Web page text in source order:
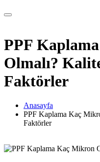
PPF
Olmalı?
Faktörler
Anasayfa
PPF Kaplama Kaç
Faktörler